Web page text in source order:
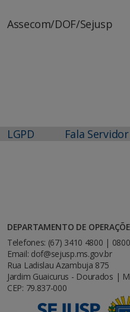
Assecom/DOF/Sejusp
LGPD Fala Servidor
DEPARTAMENTO DE
Telefones: (67) 3410 4800 |
Email: dof@sejusp.ms.gov.br
Rua Ladislau Azambuja 875
Jardim Guaicurus - Dourados |
CEP: 79.837-000